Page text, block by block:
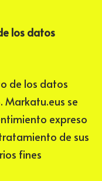
los datos
de los datos
Markatu.eus se
expreso
de sus
fines